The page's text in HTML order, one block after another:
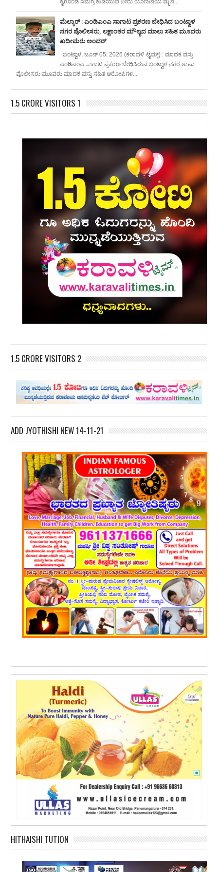
ಕೈಗೊಂಡ ಸಮಗ್ರ ಕುಡಿಯುವ ನೀರು ಯೋಜನೆಯ ಮೈನ...
ಮೆಲ್ಕಾರ್ : ಎಂಡಿಎಂಎ ಸಾಗಾಟ ಪ್ರಕರಣ ಬೇಧಿಸಿದ ಬಂಟ್ವಾಳ
ನಗರ ಪೊಲೀಸರು, ಲಕ್ಷಾಂತರ ಮೌಲ್ಯದ ಮಾಲು ಸಹಿತ ಮೂವರು
ಖದೀಮರು ಅಂದರ್
ಬಂಟ್ವಾಳ, ಜೂನ್ 05, 2026 (ಕರಾವಳಿ ಟೈಮ್ಸ್) : ಮಾದಕ ವಸ್ತು
ಎಂಡಿಎಂಎ ಸಾಗಾಟ ಪ್ರಕರಣ ಬೇಧಿಸಿರುವ ಬಂಟ್ವಾಳ ನಗರ ಠಾಣಾ
ಪೊಲೀಸರು ಮೂವರು ಮಾದಕ ವಸ್ತು ಸಹಿತ ಆರೋಪಿಗಳ...
1.5 CRORE VISITORS 1
1.5 CRORE VISITORS 2
ADD JYOTHISHI NEW 14-11-21
HITHAISHI TUTION